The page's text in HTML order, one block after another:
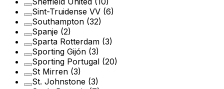
Sint-Truidense VV (6)
Southampton (32)
Spanje (2)
Sparta Rotterdam (3)
Sporting Gijón (3)
Sporting Portugal (20)
St Mirren (3)
St. Johnstone (3)